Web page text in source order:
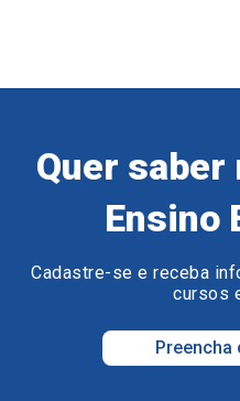
Quer
Ensino
Cadastre-se e receba
cursos